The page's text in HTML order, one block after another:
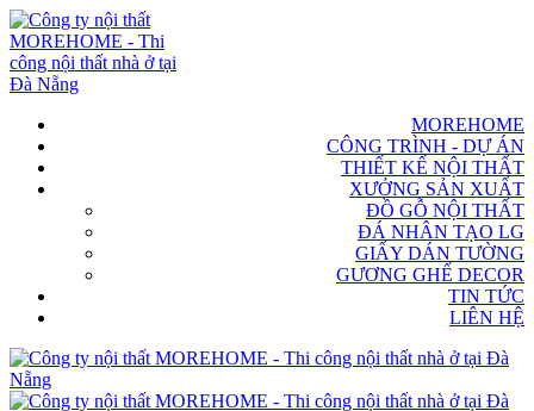
MOREHOME
CÔNG TRÌNH - DỰ ÁN
THIẾT KẾ NỘI THẤT
XƯỞNG SẢN XUẤT
ĐỒ GỖ NỘI THẤT
ĐÁ NHÂN TẠO LG
GIẤY DÁN TƯỜNG
GƯƠNG GHẾ DECOR
TIN TỨC
LIÊN HỆ